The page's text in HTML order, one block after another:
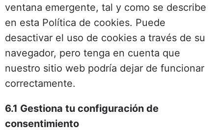
ventana emergente, tal y como se describe
en esta Política de cookies. Puede
desactivar el uso de cookies a través de su
navegador, pero tenga en cuenta que
nuestro sitio web podría dejar de funcionar
correctamente.
6.1 Gestiona tu configuración de
consentimiento